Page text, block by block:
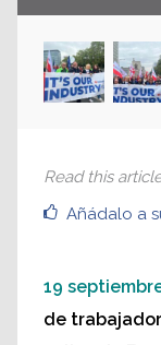
Añádalo a
Read this
19
de